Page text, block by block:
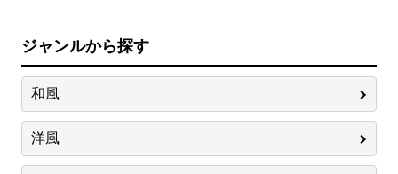
ジャンルから探す
和風
洋風